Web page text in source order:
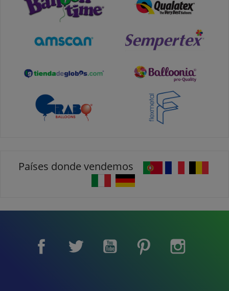
Países donde vendemos
Facebook Twitter YouTube Pinterest